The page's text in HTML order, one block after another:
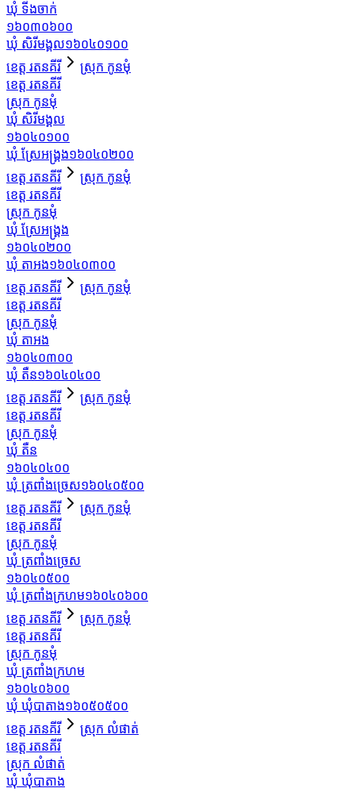
ឃុំ ទីងចាក់
១៦០៣០៦០០
ឃុំ សិរីមង្គល១៦០៤០១០០
ខេត្ត រតនគីរី
ស្រុក កូនមុំ
ខេត្ត រតនគីរី
ស្រុក កូនមុំ
ឃុំ សិរីមង្គល
១៦០៤០១០០
ឃុំ ស្រែអង្គ្រង១៦០៤០២០០
ខេត្ត រតនគីរី
ស្រុក កូនមុំ
ខេត្ត រតនគីរី
ស្រុក កូនមុំ
ឃុំ ស្រែអង្គ្រង
១៦០៤០២០០
ឃុំ តាអង១៦០៤០៣០០
ខេត្ត រតនគីរី
ស្រុក កូនមុំ
ខេត្ត រតនគីរី
ស្រុក កូនមុំ
ឃុំ តាអង
១៦០៤០៣០០
ឃុំ តឺន១៦០៤០៤០០
ខេត្ត រតនគីរី
ស្រុក កូនមុំ
ខេត្ត រតនគីរី
ស្រុក កូនមុំ
ឃុំ តឺន
១៦០៤០៤០០
ឃុំ ត្រពាំងច្រេស១៦០៤០៥០០
ខេត្ត រតនគីរី
ស្រុក កូនមុំ
ខេត្ត រតនគីរី
ស្រុក កូនមុំ
ឃុំ ត្រពាំងច្រេស
១៦០៤០៥០០
ឃុំ ត្រពាំងក្រហម១៦០៤០៦០០
ខេត្ត រតនគីរី
ស្រុក កូនមុំ
ខេត្ត រតនគីរី
ស្រុក កូនមុំ
ឃុំ ត្រពាំងក្រហម
១៦០៤០៦០០
ឃុំ ឃុំបាតាង១៦០៥០៥០០
ខេត្ត រតនគីរី
ស្រុក លំផាត់
ខេត្ត រតនគីរី
ស្រុក លំផាត់
ឃុំ ឃុំបាតាង